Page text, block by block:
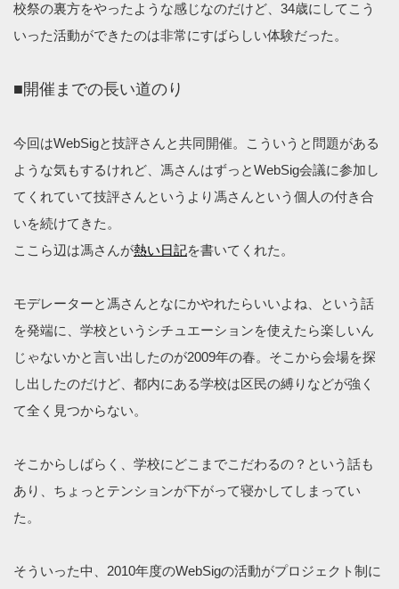
校祭の裏方をやったような感じなのだけど、34歳にしてこう
いった活動ができたのは非常にすばらしい体験だった。
■開催までの長い道のり
今回はWebSigと技評さんと共同開催。こういうと問題がある
ような気もするけれど、馮さんはずっとWebSig会議に参加し
てくれていて技評さんというより馮さんという個人の付き合
いを続けてきた。
ここら辺は馮さんが熱い日記を書いてくれた。
モデレーターと馮さんとなにかやれたらいいよね、という話
を発端に、学校というシチュエーションを使えたら楽しいん
じゃないかと言い出したのが2009年の春。そこから会場を探
し出したのだけど、都内にある学校は区民の縛りなどが強く
て全く見つからない。
そこからしばらく、学校にどこまでこだわるの？という話も
あり、ちょっとテンションが下がって寝かしてしまってい
た。
そういった中、2010年度のWebSigの活動がプロジェクト制に